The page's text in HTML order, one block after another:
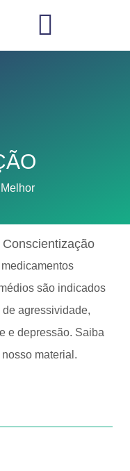
são indicados
agressividade,
e depressão. Saiba
material.